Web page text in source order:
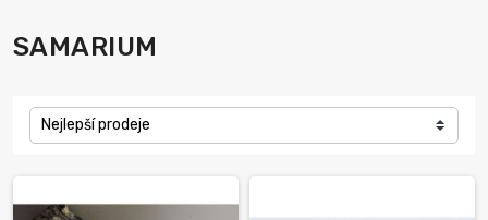
SAMARIUM
Nejlepší prodeje